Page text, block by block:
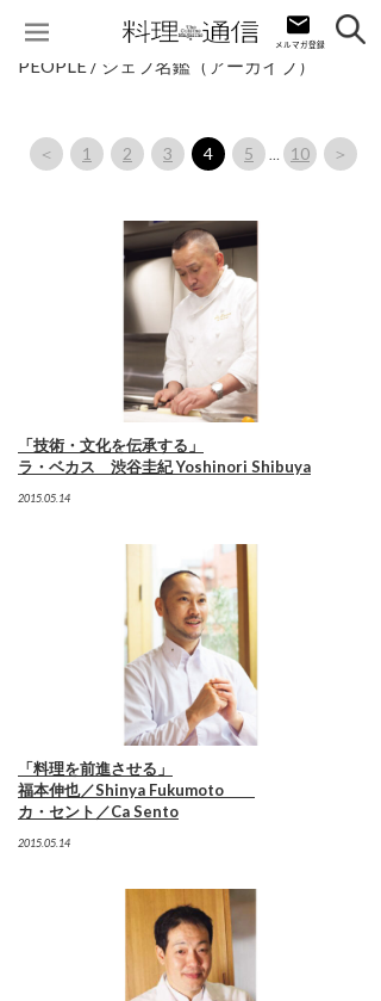
PEOPLE / シェフ名鑑（アーカイブ）
＜ 1 2 3 4 5 … 10 ＞
「技術・文化を伝承する」
ラ・ベカス 渋谷圭紀 Yoshinori Shibuya
2015.05.14
「料理を前進させる」
福本伸也／Shinya Fukumoto
カ・セント／Ca Sento
2015.05.14